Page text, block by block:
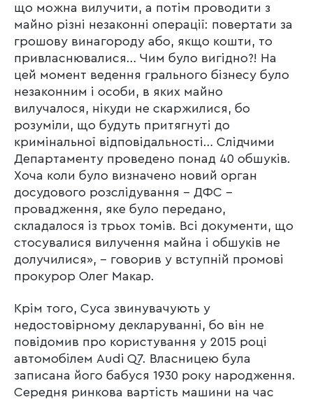
що можна вилучити, а потім проводити з
майно різні незаконні операції: повертати за
грошову винагороду або, якщо кошти, то
привласнювалися… Чим було вигідно?! На
цей момент ведення грального бізнесу було
незаконним і особи, в яких майно
вилучалося, нікуди не скаржилися, бо
розуміли, що будуть притягнуті до
кримінальної відповідальності… Слідчими
Департаменту проведено понад 40 обшуків.
Хоча коли було визначено новий орган
досудового розслідування – ДФС –
провадження, яке було передано,
складалося із трьох томів. Всі документи, що
стосувалися вилучення майна і обшуків не
долучилися», – говорив у вступній промові
прокурор Олег Макар.
Крім того, Суса звинувачують у
недостовірному декларуванні, бо він не
повідомив про користування у 2015 році
автомобілем Audi Q7. Власницею була
записана його бабуся 1930 року народження.
Середня ринкова вартість машини на час